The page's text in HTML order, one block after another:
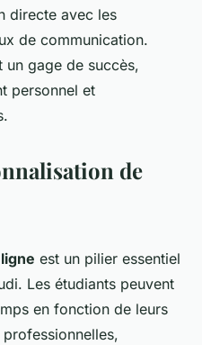
directe avec les
de communication.
un gage de succès,
personnel et
de
est un pilier essentiel
Les étudiants peuvent
en fonction de leurs